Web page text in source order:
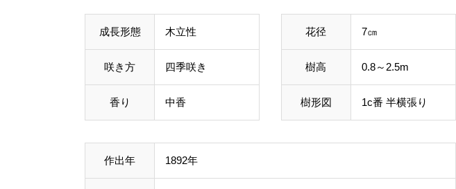
成長形態 木立性
咲き方 四季咲き
香り 中香
花径 7㎝
樹高 0.8～2.5m
樹形図 1c番 半横張り
作出年 1892年